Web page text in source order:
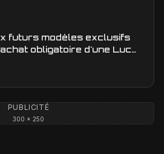
futurs modèles exclusifs
obligatoire d'une Luce
?
PUBLICITÉ
300 × 250